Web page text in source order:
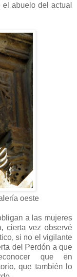
abuelo del actual
oeste
a las mujeres
cierta vez observé
si no el vigilante
del Perdón a que
que en
que también lo